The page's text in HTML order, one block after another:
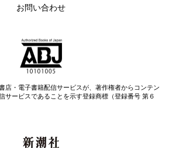
お問い合わせ
店・電子書籍配信サービスが、著作権者からコンテン
サービスであることを示す登録商標（登録番号 第６